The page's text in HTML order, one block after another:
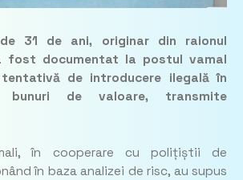
31 de ani, originar din raionul
fost documentat la postul vamal
de introducere ilegală în
de valoare, transmite
în cooperare cu polițiștii de
în baza analizei de risc, au supus